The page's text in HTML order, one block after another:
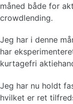
måned både for
crowdlending.
Jeg har i denne
har
kurtagefri
Jeg har nu holdt
hvilket er ret